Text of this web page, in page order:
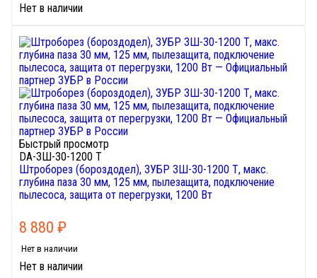
Нет в наличии
Быстрый просмотр
DA-ЗШ-30-1200 Т
Штроборез (бороздодел), ЗУБР ЗШ-30-1200 Т, макс.
глубина паза 30 мм, 125 мм, пылезащита, подключение
пылесоса, защита от перегрузки, 1200 Вт
8 880 ₽
Нет в наличии
Нет в наличии